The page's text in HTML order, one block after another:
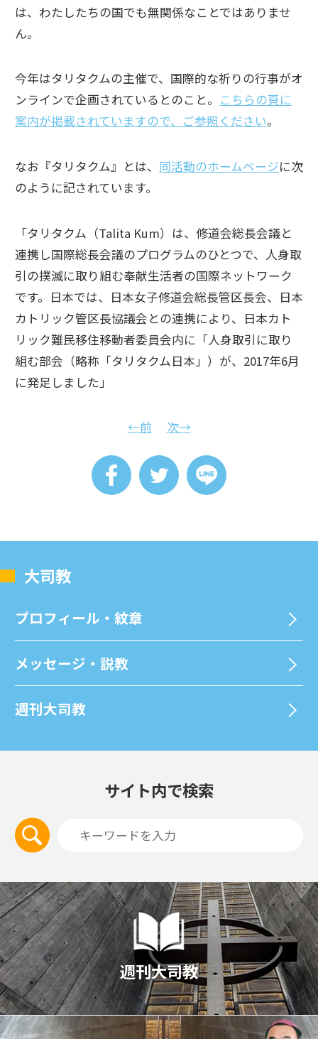
は、わたしたちの国でも無関係なことではありませ
ん。
今年はタリタクムの主催で、国際的な祈りの行事がオ
ンラインで企画されているとのこと。 こちらの頁に
案内が掲載されていますので、ご参照ください。
なお『タリタクム』とは、 同活動のホームページに次
のように記されています。
「タリタクム（Talita Kum）は、修道会総長会議と
連携し国際総長会議のプログラムのひとつで、人身取
引の撲滅に取り組む奉献生活者の国際ネットワーク
です。日本では、日本女子修道会総長管区長会、日本
カトリック管区長協議会との連携により、日本カト
リック難民移住移動者委員会内に「人身取引に取り
組む部会（略称「タリタクム日本」）が、2017年6月
に発足しました」
←前 次→
⼤司教
プロフィール・紋章
メッセージ・説教
週刊⼤司教
サイト内で検索
週刊大司教